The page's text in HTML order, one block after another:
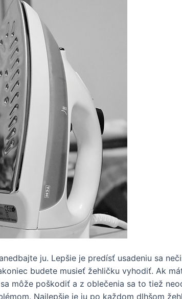
ju. Lepšie je predísť usadeniu sa
budete musieť žehličku vyhodiť. Ak
môže poškodiť a z oblečenia sa to tiež
Najlepšie je ju po každom dlhšom